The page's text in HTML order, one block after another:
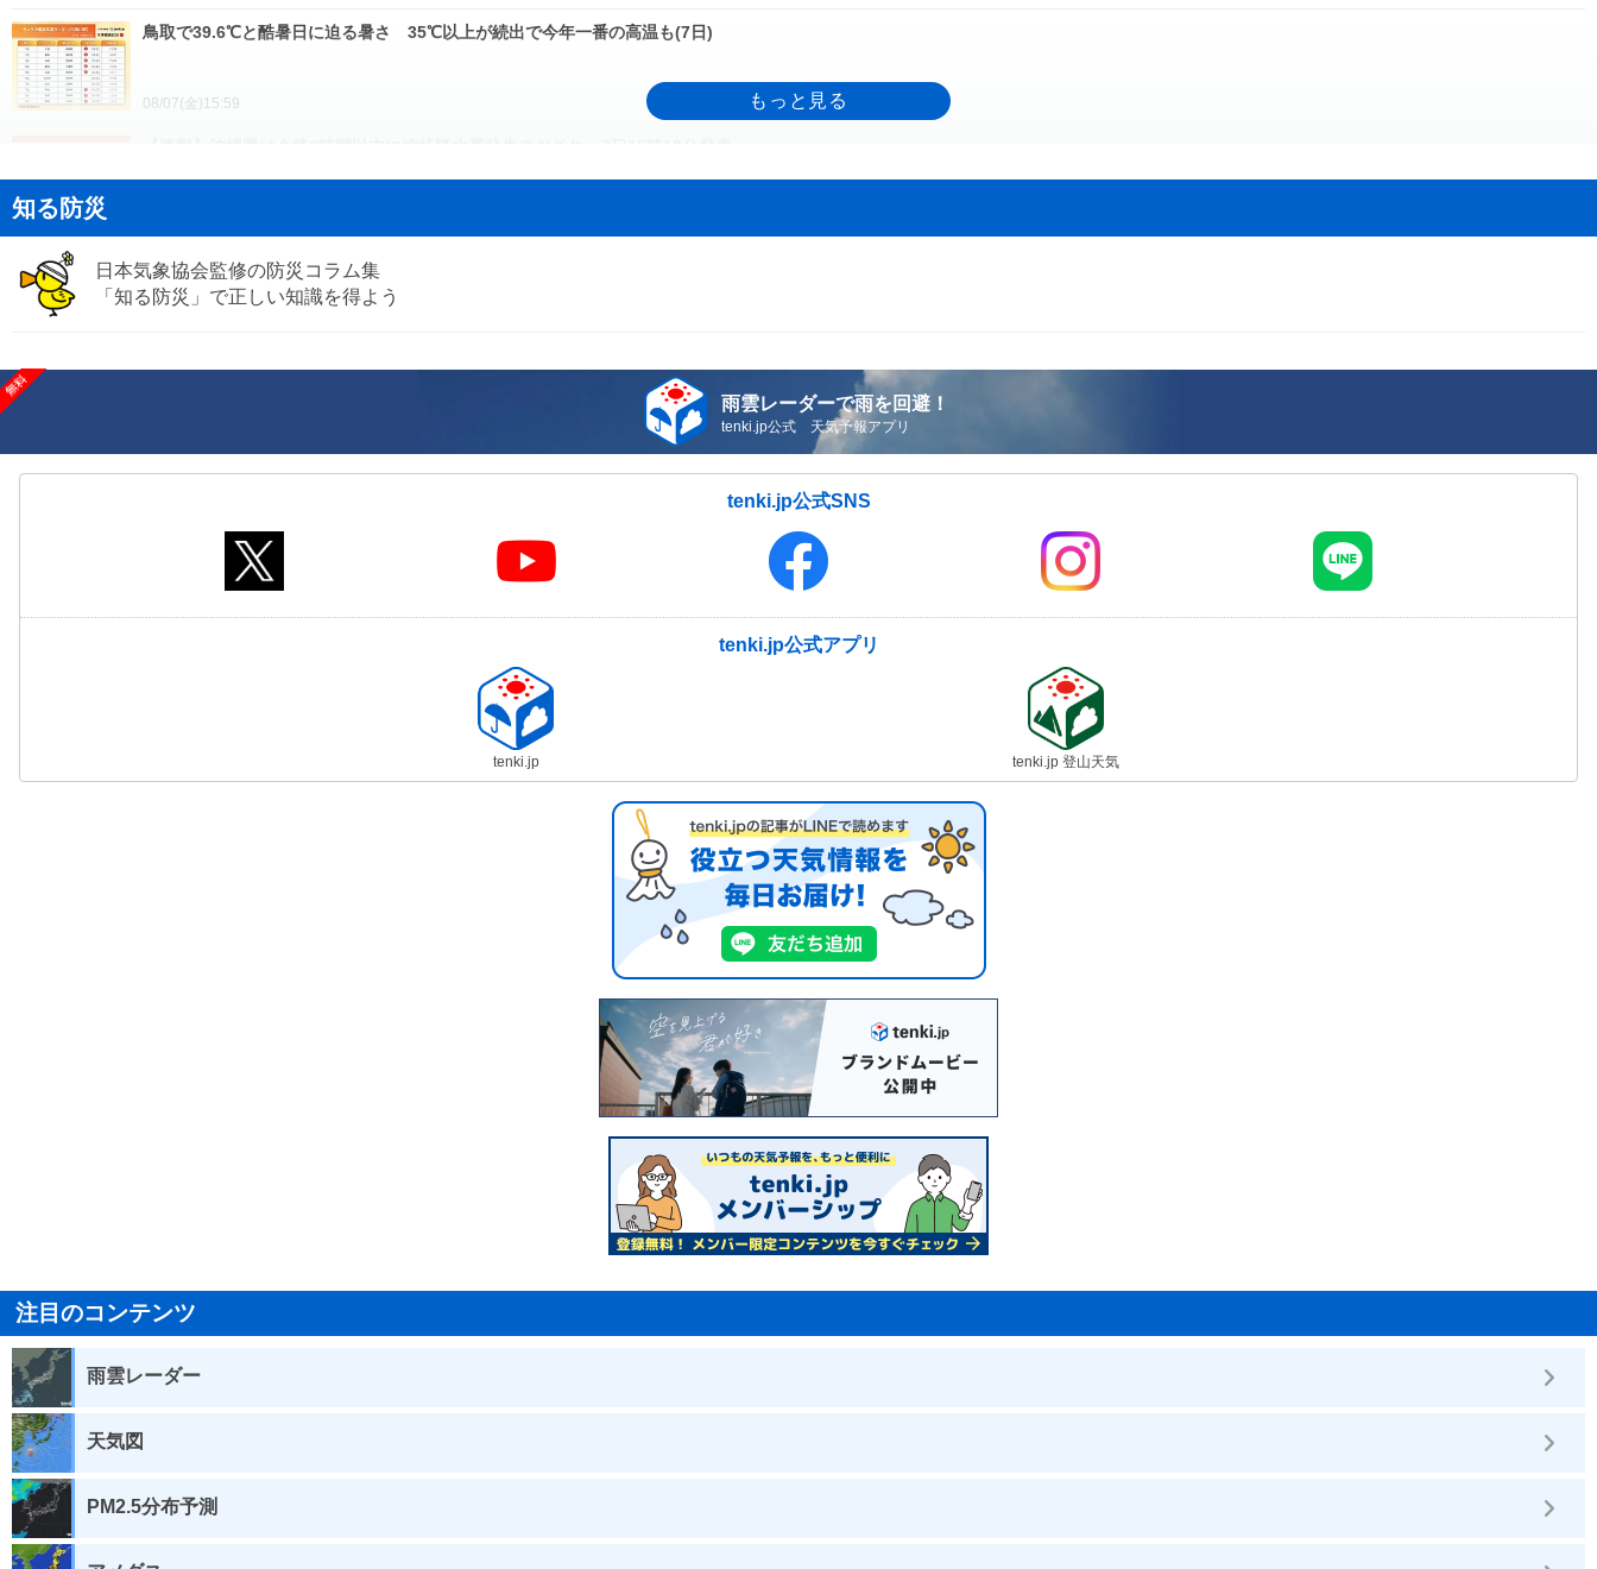
鳥取で39.6℃と酷暑日に迫る暑さ 35℃以上が続出で今年一番の高温も(7日)
08/07(金)15:59
関東のお盆は雨が続く 11日～12日は台風15号の影響を受ける恐れ
お盆の高速道路 九州・沖縄は台風13号に警戒 11日頃は北日本で台風15号の影響
気象予報士の解説をもっと見る
知る防災
日本気象協会監修の防災コラム集
「知る防災」で正しい知識を得よう
雨雲レーダーで雨を回避！
tenki.jp公式 天気予報アプリ
tenki.jp公式SNS
tenki.jp公式アプリ
tenki.jp tenki.jp 登山天気
注目のコンテンツ
雨雲レーダー
天気図
PM2.5分布予測